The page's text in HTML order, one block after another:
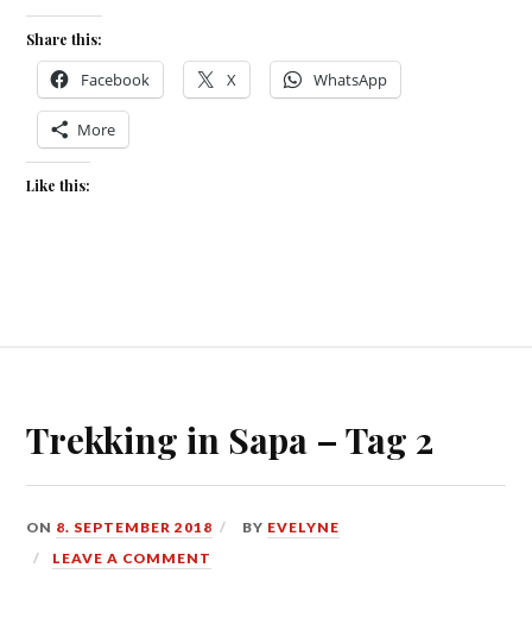
Share this:
Facebook X WhatsApp
More
Like this:
Trekking in Sapa – Tag 2
ON 8. SEPTEMBER 2018 BY EVELYNE
LEAVE A COMMENT